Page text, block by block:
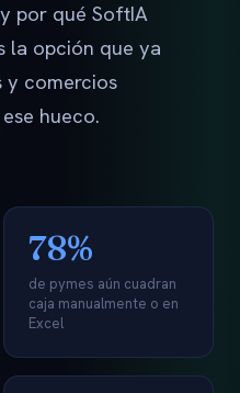
por qué SoftIA
la opción que ya
y comercios
hueco.
78%
de pymes aún cuadran
caja manualmente o en
Excel